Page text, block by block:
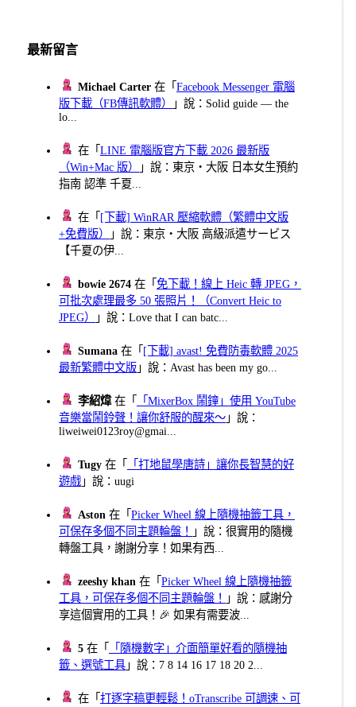
最新留言
Michael Carter 在「Facebook Messenger 電腦
版下載（FB傳訊軟體）
」說：Solid guide — the
lo...
在「LINE 電腦版官方下載 2026 最新版
（Win+Mac 版）
」說：東京・大阪 日本女生預約
指南 認準 千夏...
在「 [下載] WinRAR 壓縮軟體（繁體中文版
+免費版）
」說：東京・大阪 高級派遣サービス
【千夏の伊...
bowie 2674 在「免下載！線上 Heic 轉 JPEG，
可批次處理最多 50 張照片！（Convert Heic to
JPEG）
」說：Love that I can batc...
Sumana 在「 [下載] avast! 免費防毒軟體 2025
最新繁體中文版 」說：Avast has been my go...
李紹煒在「
「MixerBox 鬧鐘」使用 YouTube
音樂當鬧鈴聲！讓你舒服的醒來～ 」說：
liweiwei0123roy@gmai...
Tugy 在「
「打地鼠學唐詩」讓你長智慧的好
遊戲 」說：uugi
Aston 在「Picker Wheel 線上隨機抽籤工具，
可保存多個不同主題輪盤！
」說：很實用的隨機
轉盤工具，謝謝分享！如果有西...
zeeshy khan 在「Picker Wheel 線上隨機抽籤
工具，可保存多個不同主題輪盤！
」說：感謝分
享這個實用的工具！🎉 如果有需要波...
5 在「
「隨機數字」介面簡單好看的隨機抽
籤、選號工具 」說：7 8 14 16 17 18 20 2...
在「打逐字稿更輕鬆！oTranscribe 可調速、可